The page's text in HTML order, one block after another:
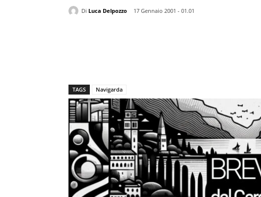
Di Luca Delpozzo
17 Gennaio 2001 - 01.01
TAGS Navigarda